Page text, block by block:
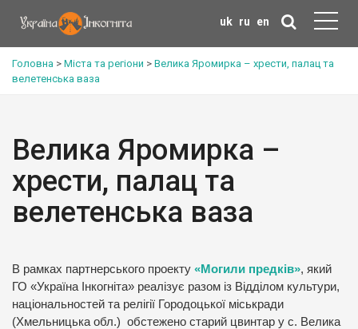
uk ru en
Головна > Міста та регіони > Велика Яромирка – хрести, палац та
велетенська ваза
Велика Яромирка –
хрести, палац та
велетенська ваза
В рамках партнерського проекту «Могили предків», який
ГО «Україна Інкогніта» реалізує разом із Відділом культури,
національностей та релігії Городоцької міськради
(Хмельницька обл.) обстежено старий цвинтар у с. Велика